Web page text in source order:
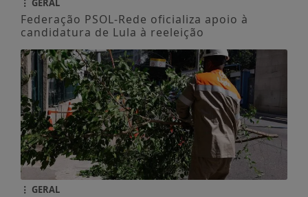
GERAL
Federação PSOL-Rede oficializa apoio à
candidatura de Lula à reeleição
GERAL